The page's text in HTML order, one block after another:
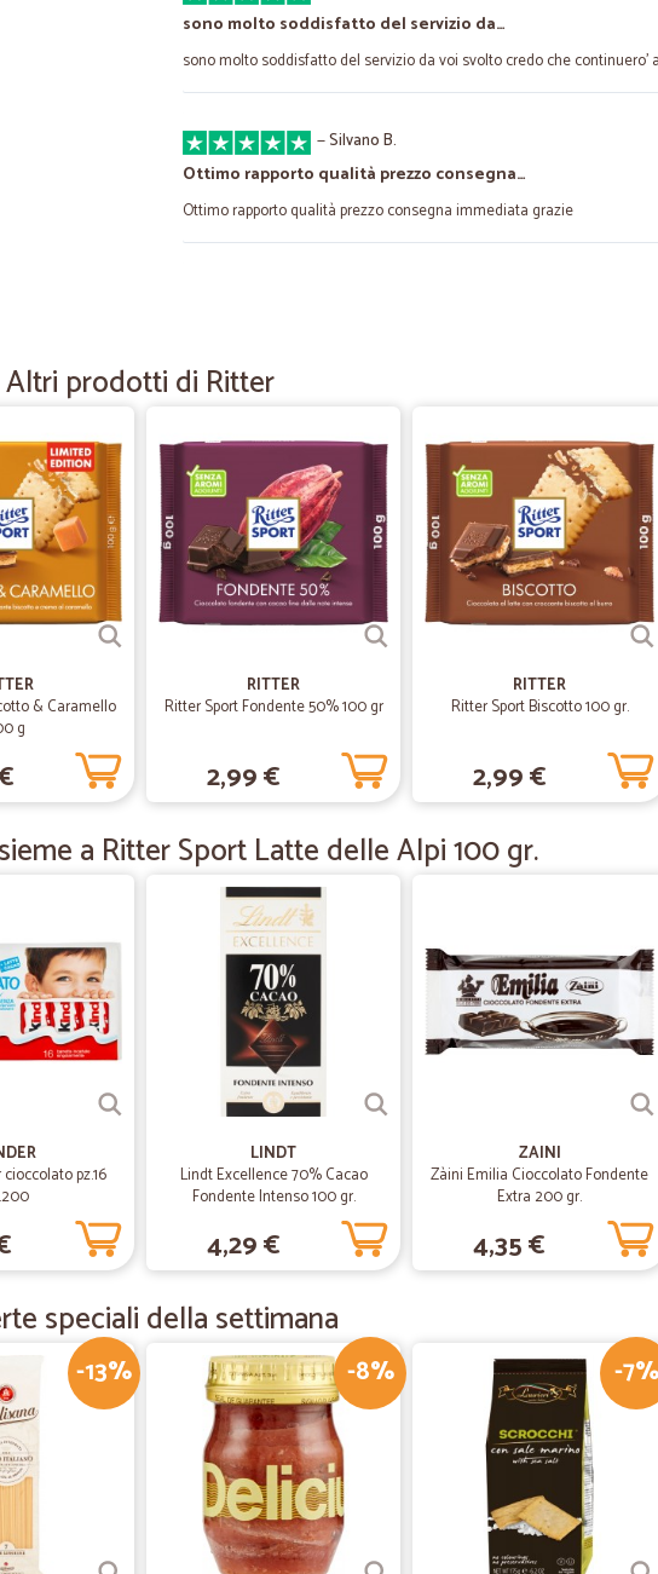
sono molto soddisfatto del servizio da…
sono molto soddisfatto del servizio da voi svolto credo che continuero'
—Silvano B.
Ottimo rapporto qualità prezzo consegna…
Ottimo rapporto qualità prezzo consegna immediata grazie
—Vincenzo N.
Togliere spese spedizione già…
Togliere spese spedizione già guadagnate sulla merce
—Mario S.
qualità e servizio veloce
Ottimo venditore
Ottimo venditore
—
Tutto perfetto grazie
Tutto perfetto grazie
Eccezionale servizio!
Eccezionale servizio!
—Greco A.
Spedizione celere,ottimo…
Spedizione celere,ottimo imballaggio(uova di Pasqua integre) e prezzi
Teresa L.
Servizio eccellente!
Servizio eccellente!! Ottimo per persone anziane e per chi, come me,
Proporrei una tessera fedeltà!!! Grazie!!!
Altri prodotti di Ritter
& Caramello
g
RITTER
Ritter Sport Fondente 50% 100 gr
2,99 €
RITTER
Ritter Sport Biscotto 100 gr.
2,99 €
a Ritter Sport Latte delle Alpi 100 gr.
pz.16
LINDT
Lindt Excellence 70% Cacao
Fondente Intenso 100 gr.
4,29 €
ZAINI
Zàini Emilia Cioccolato Fondente
Extra 200 gr.
4,35 €
speciali della settimana
-13% -8% -7%